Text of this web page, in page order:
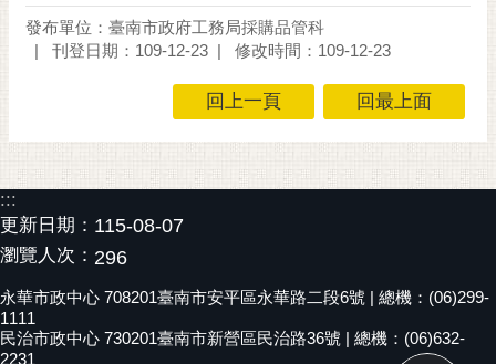
發布單位：臺南市政府工務局採購品管科
刊登日期：109-12-23
修改時間：109-12-23
回上一頁 回最上面
:::
更新日期： 115-08-07
瀏覽人次： 296
永華市政中心 708201臺南市安平區永華路二段6號 | 總機：(06)299-
1111
民治市政中心 730201臺南市新營區民治路36號 | 總機：(06)632-
2231